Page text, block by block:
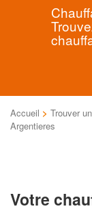
Accueil > Trouver
Argentieres
Votre